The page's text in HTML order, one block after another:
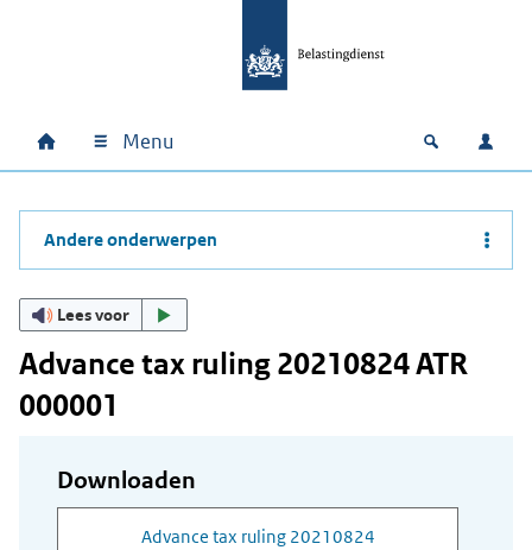
Hoofdnavigatie
Home Menu Open
Andere onderwerpen
Lees voor
Advance tax ruling 20210824 ATR
000001
Downloaden
Advance tax ruling 20210824